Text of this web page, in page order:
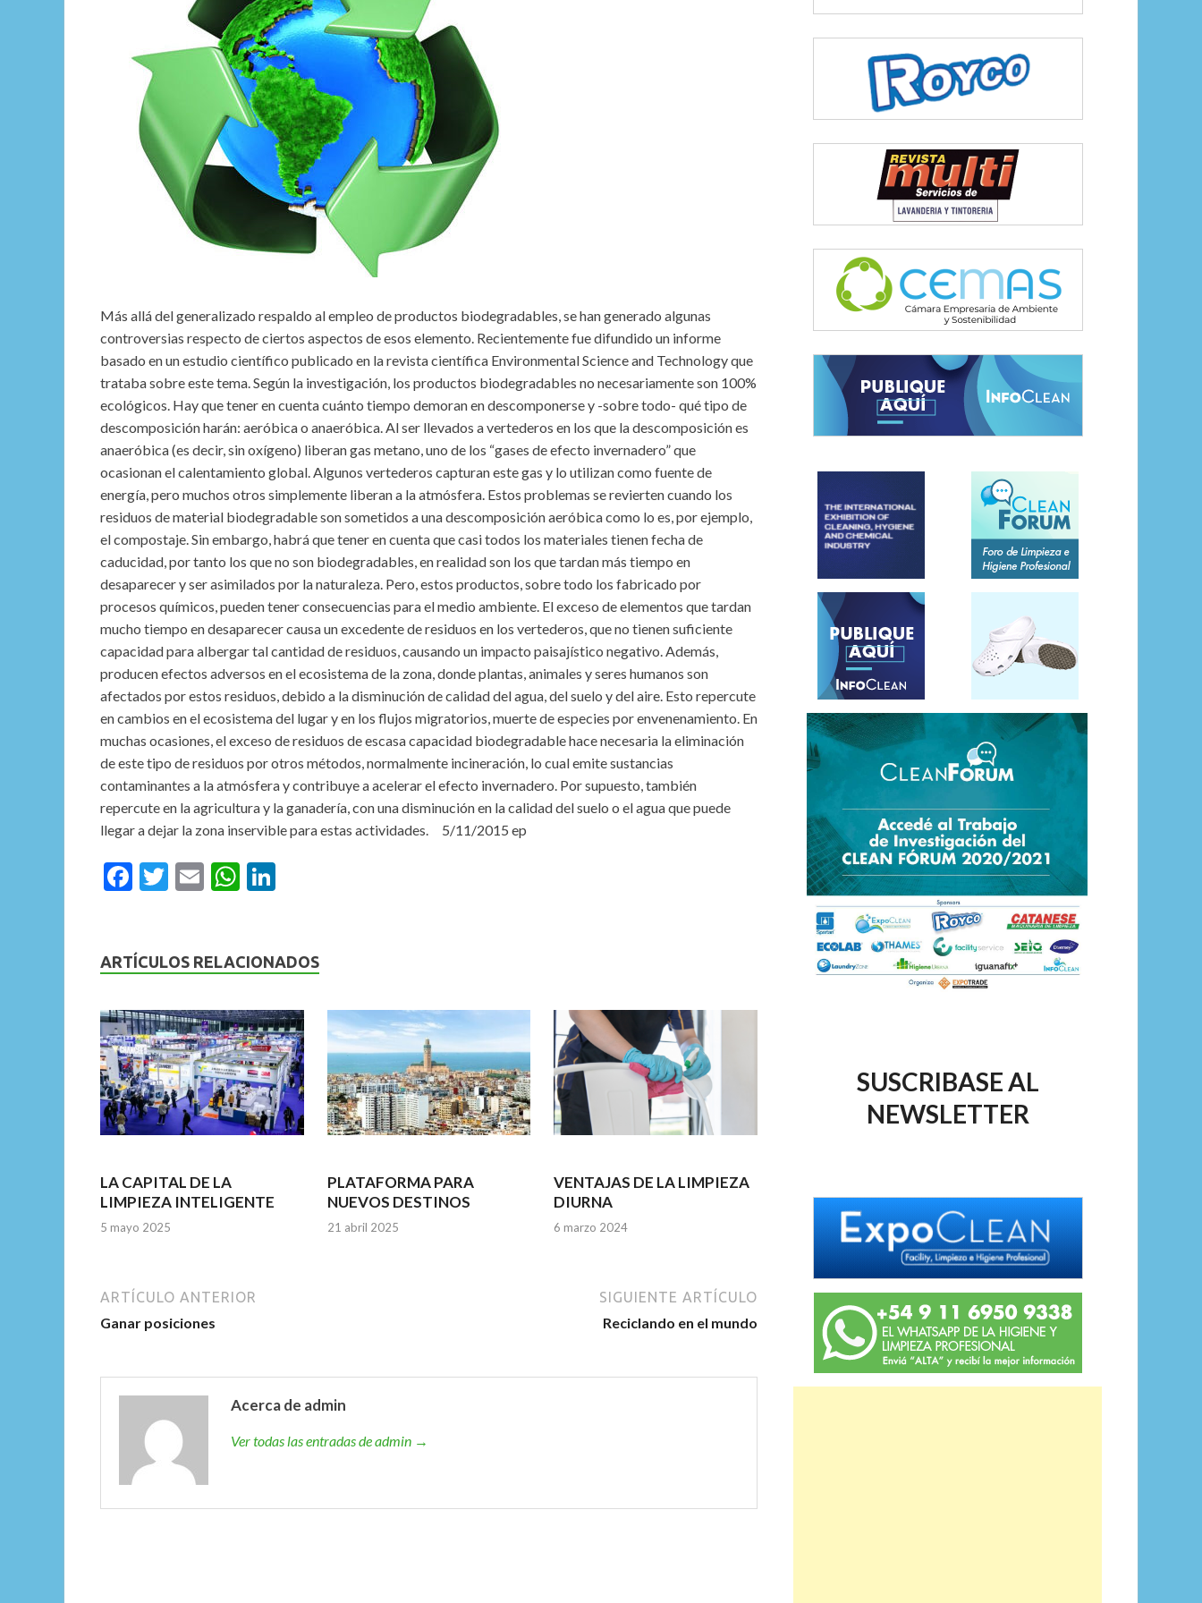
Más allá del generalizado respaldo al empleo de productos biodegradables, se han generado algunas
controversias respecto de ciertos aspectos de esos elemento. Recientemente fue difundido un informe
basado en un estudio científico publicado en la revista científica Environmental Science and Technology que
trataba sobre este tema. Según la investigación, los productos biodegradables no necesariamente son 100%
ecológicos. Hay que tener en cuenta cuánto tiempo demoran en descomponerse y -sobre todo- qué tipo de
descomposición harán: aeróbica o anaeróbica. Al ser llevados a vertederos en los que la descomposición es
anaeróbica (es decir, sin oxígeno) liberan gas metano, uno de los “gases de efecto invernadero” que
ocasionan el calentamiento global. Algunos vertederos capturan este gas y lo utilizan como fuente de
energía, pero muchos otros simplemente liberan a la atmósfera. Estos problemas se revierten cuando los
residuos de material biodegradable son sometidos a una descomposición aeróbica como lo es, por ejemplo,
el compostaje. Sin embargo, habrá que tener en cuenta que casi todos los materiales tienen fecha de
caducidad, por tanto los que no son biodegradables, en realidad son los que tardan más tiempo en
desaparecer y ser asimilados por la naturaleza. Pero, estos productos, sobre todo los fabricado por
procesos químicos, pueden tener consecuencias para el medio ambiente. El exceso de elementos que tardan
mucho tiempo en desaparecer causa un excedente de residuos en los vertederos, que no tienen suficiente
capacidad para albergar tal cantidad de residuos, causando un impacto paisajístico negativo. Además,
producen efectos adversos en el ecosistema de la zona, donde plantas, animales y seres humanos son
afectados por estos residuos, debido a la disminución de calidad del agua, del suelo y del aire. Esto repercute
en cambios en el ecosistema del lugar y en los flujos migratorios, muerte de especies por envenenamiento. En
muchas ocasiones, el exceso de residuos de escasa capacidad biodegradable hace necesaria la eliminación
de este tipo de residuos por otros métodos, normalmente incineración, lo cual emite sustancias
contaminantes a la atmósfera y contribuye a acelerar el efecto invernadero. Por supuesto, también
repercute en la agricultura y la ganadería, con una disminución en la calidad del suelo o el agua que puede
llegar a dejar la zona inservible para estas actividades. 5/11/2015 ep
F
b
o
k
T
er
E
l
W
s
p
p
dI
ARTÍCULOS RELACIONADOS
LA CAPITAL DE LA
LIMPIEZA INTELIGENTE
5 mayo 2025
PLATAFORMA PARA
NUEVOS DESTINOS
21 abril 2025
VENTAJAS DE LA LIMPIEZA
DIURNA
6 marzo 2024
ARTÍCULO ANTERIOR
Ganar posiciones
SIGUIENTE ARTÍCULO
Reciclando en el mundo
Acerca de admin
Ver todas las entradas de admin →
SUSCRIBASE AL
NEWSLETTER